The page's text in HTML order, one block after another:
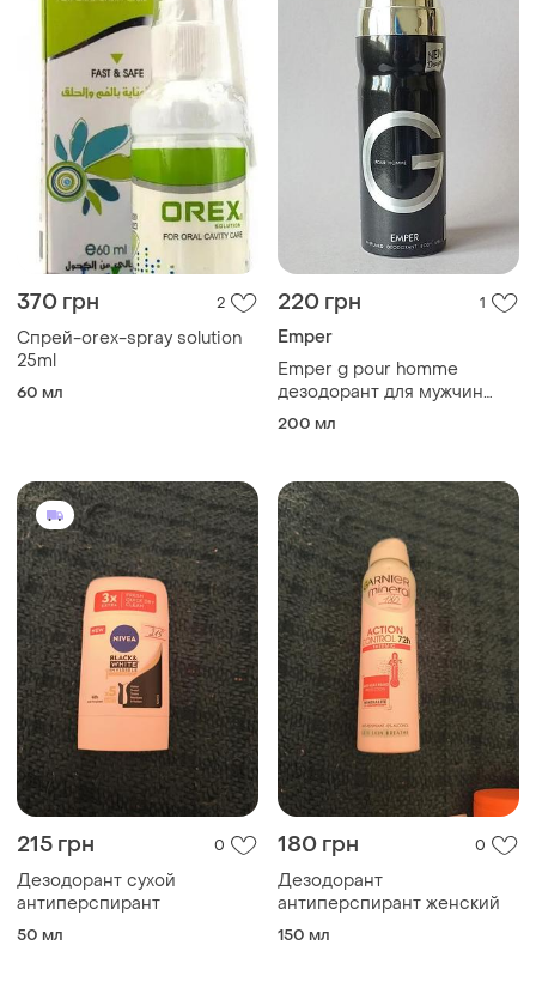
370 грн 2
Спрей-orex-spray solution
25ml
60 мл
220 грн 1
Emper
Emper g pour homme
дезодорант для мужчин
(оригинал)
200 мл
215 грн 0
Дезодорант сухой
антиперспирант
50 мл
180 грн 0
Дезодорант
антиперспирант женский
150 мл